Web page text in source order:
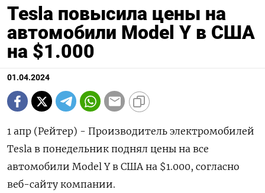
Tesla повысила цены на
автомобили Model Y в США
на $1.000
01.04.2024
1 апр (Рейтер) - Производитель электромобилей
Tesla в понедельник поднял цены на все
автомобили Model Y в США на $1.000, согласно
веб-сайту компании.